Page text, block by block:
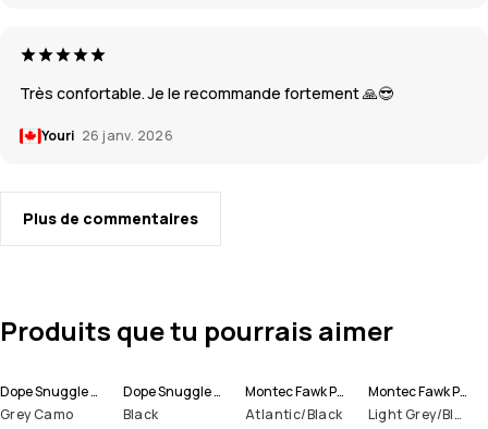
Très confortable. Je le recommande fortement 🙏😎
Youri 26 janv. 2026
Plus de commentaires
Produits que tu pourrais aimer
Dope Snuggle Tee-shirt thermique Homme
Grey Camo
Dope Snuggle Tee-shirt thermique Homme
Black
Montec Fawk Pantalon de Snowboard Homme
Atlantic/Black
Montec Fawk Pantalon de Snowboard Homme
Light Grey/Black/Dark Atlantic